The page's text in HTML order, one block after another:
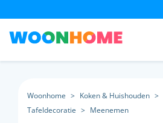
Woonhome > Koken & Huishouden >
Tafeldecoratie > Meenemen